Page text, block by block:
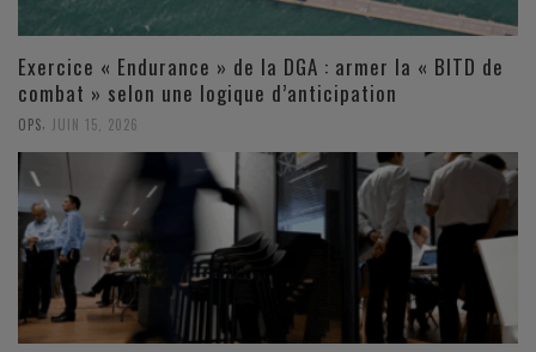
Exercice « Endurance » de la DGA : armer la « BITD de
combat » selon une logique d’anticipation
OPS JUIN 15, 2026